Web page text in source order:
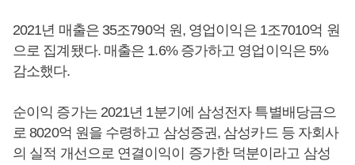
2021년 매출은 35조790억 원, 영업이익은 1조7010억 원
으로 집계됐다. 매출은 1.6% 증가하고 영업이익은 5%
감소했다.
순이익 증가는 2021년 1분기에 삼성전자 특별배당금으
로 8020억 원을 수령하고 삼성증권, 삼성카드 등 자회사
의 실적 개선으로 연결이익이 증가한 덕분이라고 삼성